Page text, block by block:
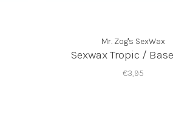
Mr. Zog's SexWax
Sexwax Tropic /
€3,95